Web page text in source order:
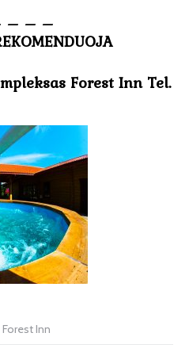
– – –
Forest Inn Tel.
Inn